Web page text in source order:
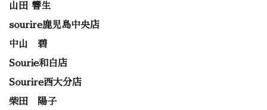
山田 響生
sourire鹿児島中央店
中山 碧
Sourie和白店
Sourire西大分店
柴田 陽子